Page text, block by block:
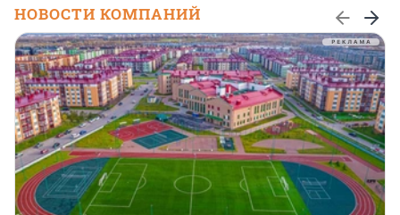
НОВОСТИ КОМПАНИЙ